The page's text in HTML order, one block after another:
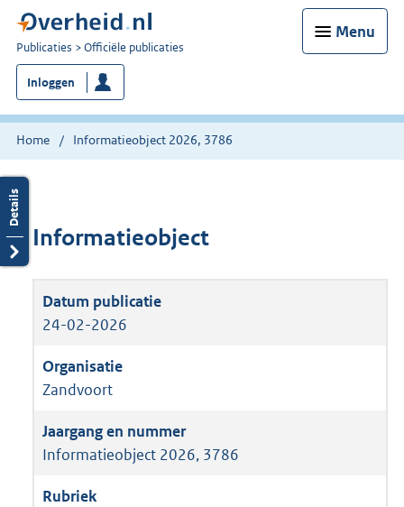
Menu
U
bent
nu
hier:
Publicaties Officiële publicaties
Inloggen
Home Informatieobject 2026, 3786
Informatieobject
24-02-2026
Zandvoort
Informatieobject 2026, 3786